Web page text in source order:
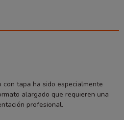
tapa ha sido especialmente
alargado que requieren una
profesional.